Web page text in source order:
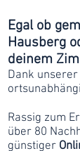
Egal ob
Hausberg
deinem
Dank
Rassig zum
über 80
günstiger